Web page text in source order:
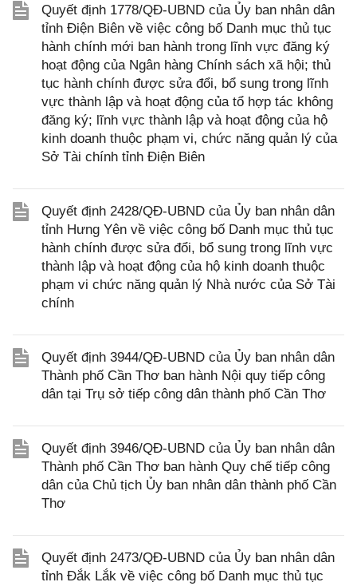
Quyết định 1778/QĐ-UBND của Ủy ban nhân dân
tỉnh Điện Biên về việc công bố Danh mục thủ tục
hành chính mới ban hành trong lĩnh vực đăng ký
hoạt động của Ngân hàng Chính sách xã hội; thủ
tục hành chính được sửa đổi, bổ sung trong lĩnh
vực thành lập và hoạt động của tổ hợp tác không
đăng ký; lĩnh vực thành lập và hoạt động của hộ
kinh doanh thuộc phạm vi, chức năng quản lý của
Sở Tài chính tỉnh Điện Biên
Quyết định 2428/QĐ-UBND của Ủy ban nhân dân
tỉnh Hưng Yên về việc công bố Danh mục thủ tục
hành chính được sửa đổi, bổ sung trong lĩnh vực
thành lập và hoạt động của hộ kinh doanh thuộc
phạm vi chức năng quản lý Nhà nước của Sở Tài
chính
Quyết định 3944/QĐ-UBND của Ủy ban nhân dân
Thành phố Cần Thơ ban hành Nội quy tiếp công
dân tại Trụ sở tiếp công dân thành phố Cần Thơ
Quyết định 3946/QĐ-UBND của Ủy ban nhân dân
Thành phố Cần Thơ ban hành Quy chế tiếp công
dân của Chủ tịch Ủy ban nhân dân thành phố Cần
Thơ
Quyết định 2473/QĐ-UBND của Ủy ban nhân dân
tỉnh Đắk Lắk về việc công bố Danh mục thủ tục